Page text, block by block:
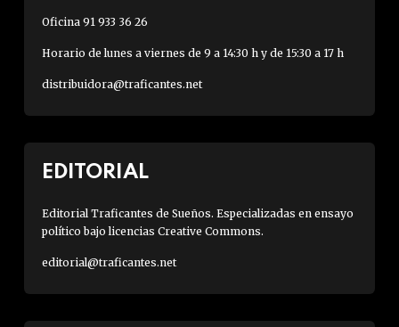
Oficina 91 933 36 26
Horario de lunes a viernes de 9 a 14:30 h y de 15:30 a 17 h
distribuidora@traficantes.net
EDITORIAL
Editorial Traficantes de Sueños. Especializadas en ensayo
político bajo licencias Creative Commons.
editorial@traficantes.net